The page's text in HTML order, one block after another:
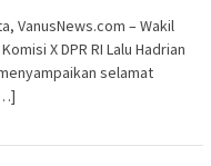
VanusNews.com – Wakil
X DPR RI Lalu Hadrian
selamat